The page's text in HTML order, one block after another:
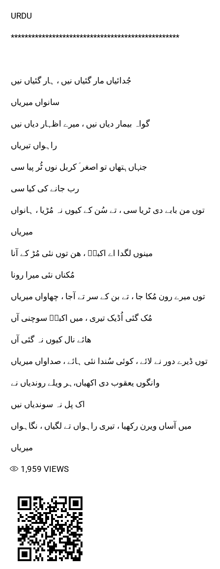
URDU
*************************************************
جُدائیاں مار گئیاں نیں ، ہار گئیاں نیں
سانواں میریاں
گواہ بیمار دیاں نیں ، میرے اظہار دیاں نیں
راہواں تیریاں
جنہاں ہتھاں تو اصغر ؑ کربل نوں ٹُر پیا سی
رب جانے کی کیا سی
توں من بابے دی ٹریا سی ، تے سُن کے کیوں نہ مُڑیا ، ہانواں
میریاں
مینوں لگدا اے اکبرؑ ، ھن توں نئی مُڑ کے آنا
مُکناں نئی میرا رونا
توں میرے رون مُکا جا ، تے بن کے سر تے آجا ، چھاواں میریاں
مُک گئی اُڈیک تیری ، میں اکبرؑ سوچنی آں
ھائے نال کیوں نہ گئی آں
توں ڈیرے دور نے لائے ، کوئی سُندا نئی ہائے ، صداواں میریاں
وانگوں یعقوب دی اکھیاں،ہر ویلے روندیاں نے
اک پل نہ سوندیاں نیں
میں آساں ویرن رکھیا ، تیری راہواں تے لگیاں ، نگاہواں
میریاں
1,959 VIEWS